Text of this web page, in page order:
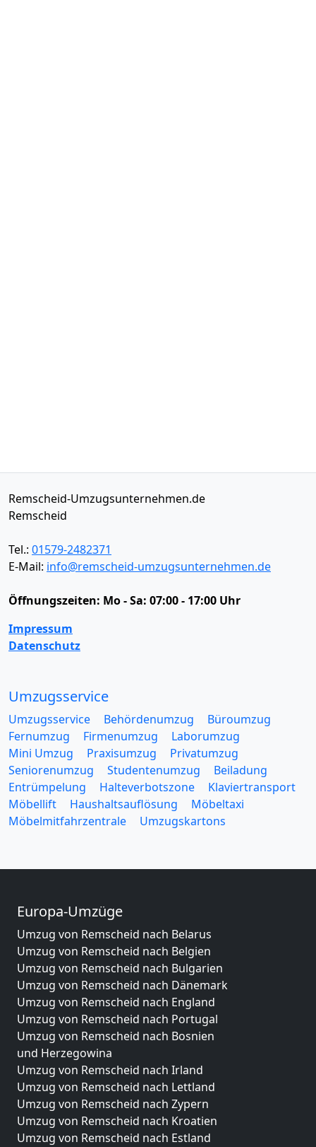
Remscheid-Umzugsunternehmen.de
Remscheid
Tel.: 01579-2482371
E-Mail: info@remscheid-umzugsunternehmen.de
Öffnungszeiten: Mo - Sa: 07:00 - 17:00 Uhr
Impressum
Datenschutz
Umzugsservice
Umzugsservice Behördenumzug
Büroumzug
Fernumzug
Firmenumzug
Laborumzug
Mini Umzug
Praxisumzug
Privatumzug
Seniorenumzug
Studentenumzug
Beiladung
Entrümpelung
Halteverbotszone
Klaviertransport
Möbellift
Haushaltsauflösung
Möbeltaxi
Möbelmitfahrzentrale
Umzugskartons
Europa-Umzüge
Umzug von Remscheid nach Belarus
Umzug von Remscheid nach Belgien
Umzug von Remscheid nach Bulgarien
Umzug von Remscheid nach Dänemark
Umzug von Remscheid nach England
Umzug von Remscheid nach Portugal
Umzug von Remscheid nach Bosnien
und Herzegowina
Umzug von Remscheid nach Irland
Umzug von Remscheid nach Lettland
Umzug von Remscheid nach Zypern
Umzug von Remscheid nach Kroatien
Umzug von Remscheid nach Estland